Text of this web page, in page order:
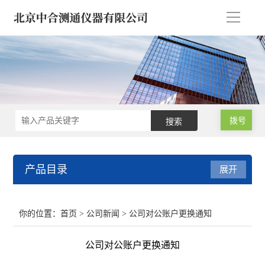
导
拨号
产品目录 展开
你的位置：首页 > 公司新闻 > 公司对公账户更换通知
公司对公账户更换通知